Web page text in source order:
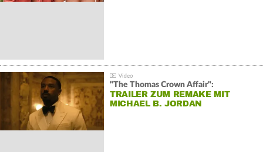
"The Thomas Crown Affair":
TRAILER ZUM REMAKE MIT
MICHAEL B. JORDAN